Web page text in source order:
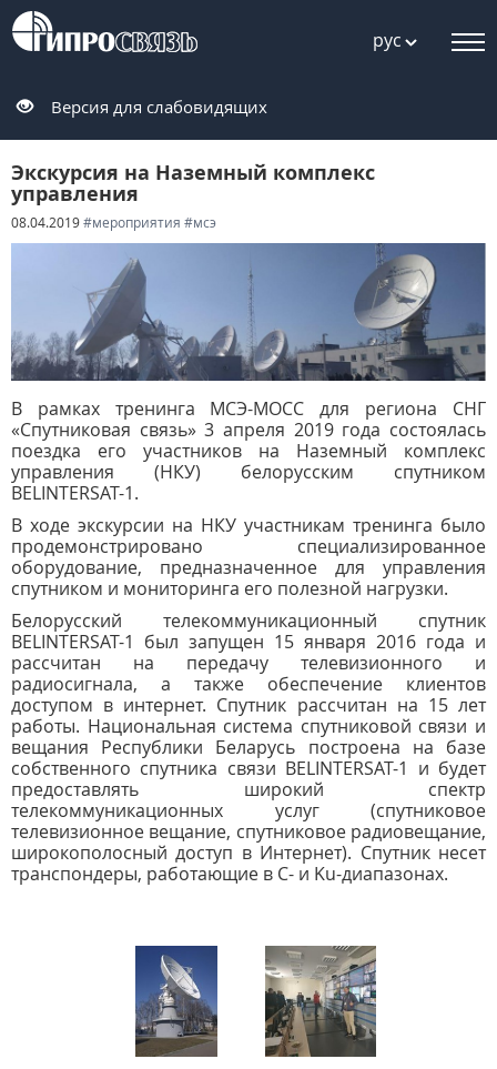
рус
Версия для слабовидящих
Экскурсия на Наземный комплекс
управления
08.04.2019#мероприятия #мсэ
В рамках тренинга МСЭ-МОСС для региона СНГ
«Спутниковая связь» 3 апреля 2019 года состоялась
поездка его участников на Наземный комплекс
управления (НКУ) белорусским спутником
BELINTERSAT-1.
В ходе экскурсии на НКУ участникам тренинга было
продемонстрировано специализированное
оборудование, предназначенное для управления
спутником и мониторинга его полезной нагрузки.
Белорусский телекоммуникационный спутник
BELINTERSAT-1 был запущен 15 января 2016 года и
рассчитан на передачу телевизионного и
радиосигнала, а также обеспечение клиентов
доступом в интернет. Спутник рассчитан на 15 лет
работы. Национальная система спутниковой связи и
вещания Республики Беларусь построена на базе
собственного спутника связи BELINTERSAT-1 и будет
предоставлять широкий спектр
телекоммуникационных услуг (спутниковое
телевизионное вещание, спутниковое радиовещание,
широкополосный доступ в Интернет). Спутник несет
транспондеры, работающие в С- и Ku-диапазонах.